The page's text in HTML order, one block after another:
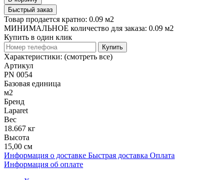
Быстрый заказ
Товар продается кратно: 0.09 м2
МИНИМАЛЬНОЕ количество для заказа: 0.09 м2
Купить в один клик
Купить
Характеристики: (смотреть все)
Артикул
PN 0054
Базовая единица
м2
Бренд
Laparet
Вес
18.667 кг
Высота
15,00 см
Информация о доставке Быстрая доставка Оплата
Информация об оплате